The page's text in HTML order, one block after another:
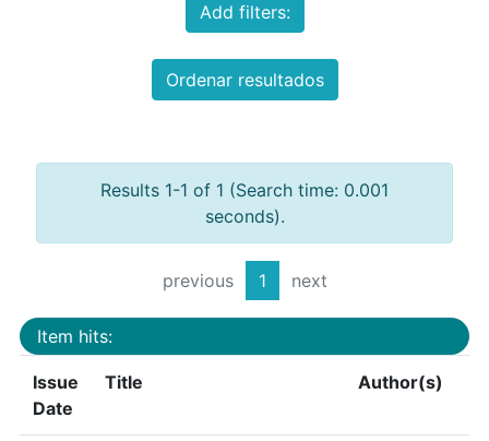
Add filters:
Ordenar resultados
Results 1-1 of 1 (Search time: 0.001
seconds).
previous 1 next
Item hits:
Issue
Date
Title Author(s)